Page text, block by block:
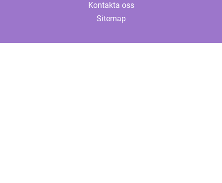
Kontakta oss
Sitemap